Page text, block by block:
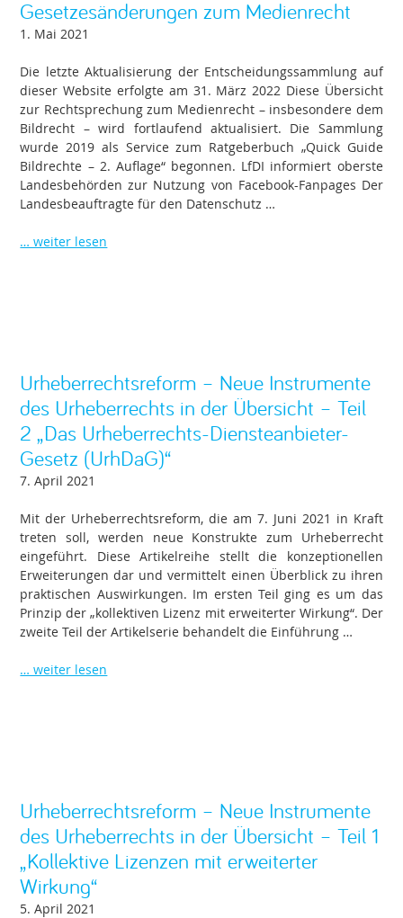
Gesetzesänderungen zum Medienrecht
1. Mai 2021
Die letzte Aktualisierung der Entscheidungssammlung auf
dieser Website erfolgte am 31. März 2022 Diese Übersicht
zur Rechtsprechung zum Medienrecht – insbesondere dem
Bildrecht – wird fortlaufend aktualisiert. Die Sammlung
wurde 2019 als Service zum Ratgeberbuch „Quick Guide
Bildrechte – 2. Auflage“ begonnen. LfDI informiert oberste
Landesbehörden zur Nutzung von Facebook-Fanpages Der
Landesbeauftragte für den Datenschutz …
… weiter lesen
Urheberrechtsreform – Neue Instrumente
des Urheberrechts in der Übersicht – Teil
2 „Das Urheberrechts-Diensteanbieter-
Gesetz (UrhDaG)“
7. April 2021
Mit der Urheberrechtsreform, die am 7. Juni 2021 in Kraft
treten soll, werden neue Konstrukte zum Urheberrecht
eingeführt. Diese Artikelreihe stellt die konzeptionellen
Erweiterungen dar und vermittelt einen Überblick zu ihren
praktischen Auswirkungen. Im ersten Teil ging es um das
Prinzip der „kollektiven Lizenz mit erweiterter Wirkung“. Der
zweite Teil der Artikelserie behandelt die Einführung …
… weiter lesen
Urheberrechtsreform – Neue Instrumente
des Urheberrechts in der Übersicht – Teil 1
„Kollektive Lizenzen mit erweiterter
Wirkung“
5. April 2021